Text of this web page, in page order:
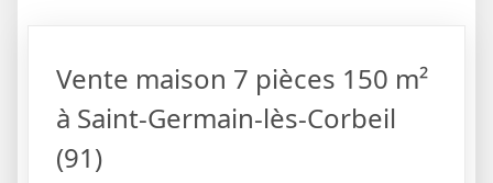
Vente maison 7 pièces 150 m²
à Saint-Germain-lès-Corbeil
(91)